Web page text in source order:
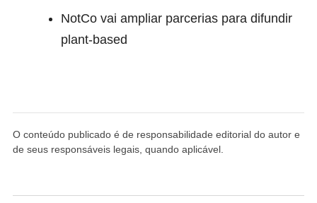
NotCo vai ampliar parcerias para difundir
plant-based
O conteúdo publicado é de responsabilidade editorial do autor e
de seus responsáveis legais, quando aplicável.